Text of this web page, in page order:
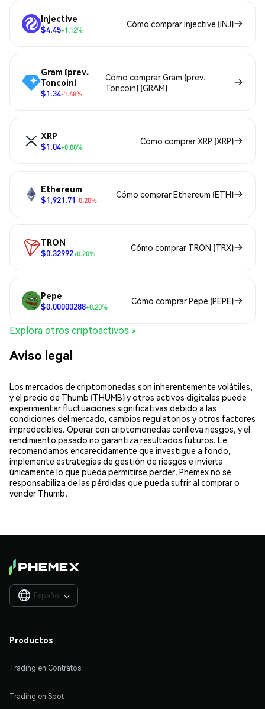
Injective
$4.45+1.12%
Cómo comprar Injective (INJ)
Gram (prev.
Toncoin)
$1.34-1.68%
Cómo comprar Gram (prev.
Toncoin) (GRAM)
XRP
$1.04+0.00%
Cómo comprar XRP (XRP)
Ethereum
$1,921.71-0.20%
Cómo comprar Ethereum (ETH)
TRON
$0.32992+0.20%
Cómo comprar TRON (TRX)
Pepe
$0.00000288+0.20%
Cómo comprar Pepe (PEPE)
Explora otros criptoactivos >
Aviso legal
Los mercados de criptomonedas son inherentemente volátiles,
y el precio de Thumb (THUMB) y otros activos digitales puede
experimentar fluctuaciones significativas debido a las
condiciones del mercado, cambios regulatorios y otros factores
impredecibles. Operar con criptomonedas conlleva riesgos, y el
rendimiento pasado no garantiza resultados futuros. Le
recomendamos encarecidamente que investigue a fondo,
implemente estrategias de gestión de riesgos e invierta
únicamente lo que pueda permitirse perder. Phemex no se
responsabiliza de las pérdidas que pueda sufrir al comprar o
vender Thumb.
Español 
Productos
Trading en Contratos
Trading en Spot